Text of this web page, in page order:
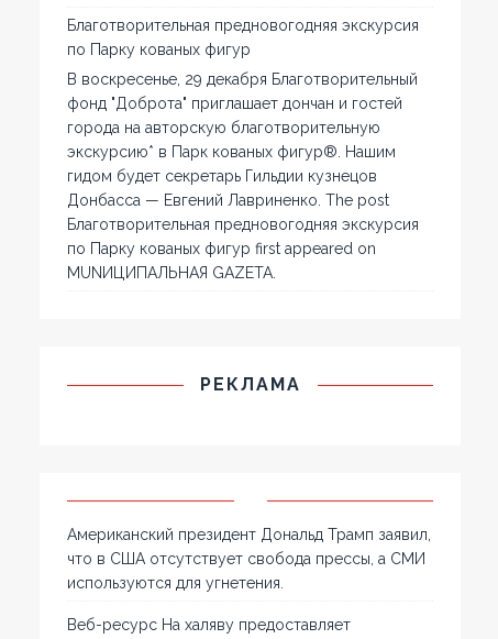
Благотворительная предновогодняя экскурсия
по Парку кованых фигур
В воскресенье, 29 декабря Благотворительный
фонд "Доброта" приглашает дончан и гостей
города на авторскую благотворительную
экскурсию* в Парк кованых фигур®. Нашим
гидом будет секретарь Гильдии кузнецов
Донбасса — Евгений Лавриненко. The post
Благотворительная предновогодняя экскурсия
по Парку кованых фигур first appeared on
MUNИЦИПАЛЬНАЯ GAZЕТА.
РЕКЛАМА
Американский президент Дональд Трамп заявил,
что в США отсутствует свобода прессы, а СМИ
используются для угнетения.
Веб-ресурс На халяву предоставляет